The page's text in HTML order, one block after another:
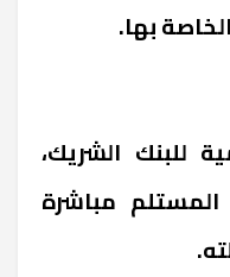
بها.
للبنك الشريك،
مباشرة